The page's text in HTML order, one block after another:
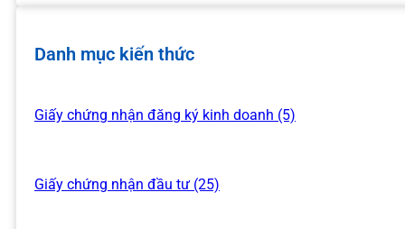
Danh mục kiến thức
Giấy chứng nhận đăng ký kinh doanh (5)
Giấy chứng nhận đầu tư (25)